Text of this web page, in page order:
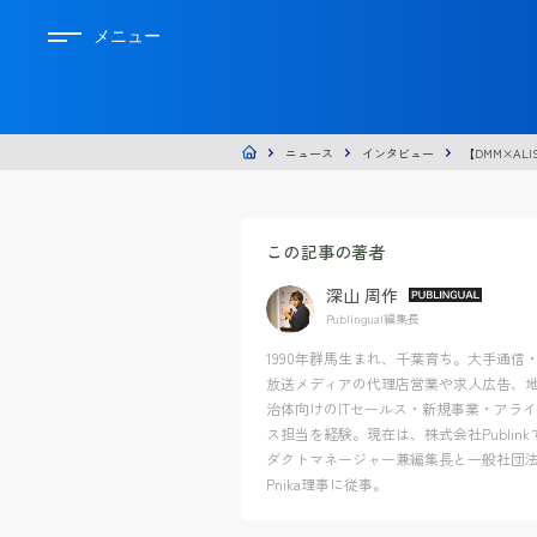
メニュー
ニュース インタビュー 【
この記事の著者
深山 周作
Publingual編集長
1990年群馬生まれ、千葉育ち。大手通信
放送メディアの代理店営業や求人広告、
治体向けのITセールス・新規事業・アラ
ス担当を経験。現在は、株式会社Publink
ダクトマネージャー兼編集長と一般社団
Pnika理事に従事。